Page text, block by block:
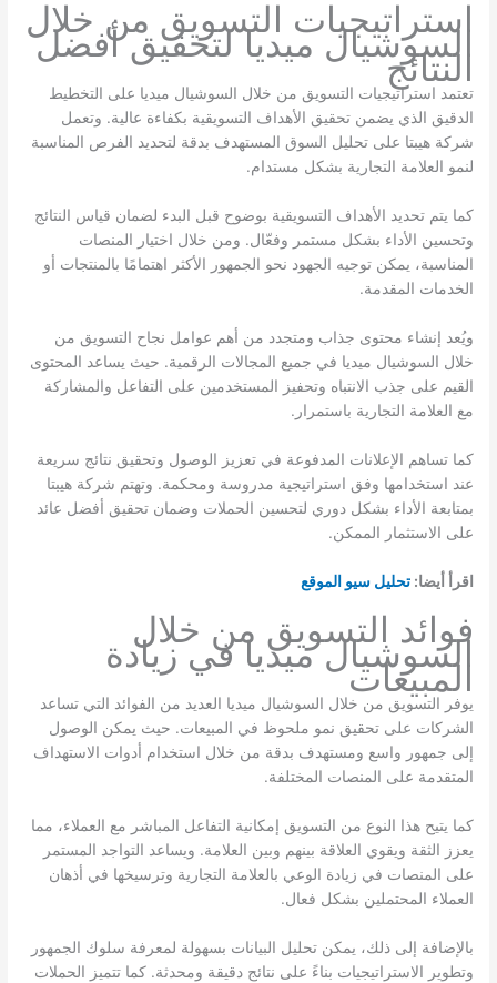
استراتيجيات التسويق من خلال
السوشيال ميديا لتحقيق أفضل
النتائج
تعتمد استراتيجيات التسويق من خلال السوشيال ميديا على التخطيط
الدقيق الذي يضمن تحقيق الأهداف التسويقية بكفاءة عالية. وتعمل
شركة هيبتا على تحليل السوق المستهدف بدقة لتحديد الفرص المناسبة
لنمو العلامة التجارية بشكل مستدام.
كما يتم تحديد الأهداف التسويقية بوضوح قبل البدء لضمان قياس النتائج
وتحسين الأداء بشكل مستمر وفعّال. ومن خلال اختيار المنصات
المناسبة، يمكن توجيه الجهود نحو الجمهور الأكثر اهتمامًا بالمنتجات أو
الخدمات المقدمة.
ويُعد إنشاء محتوى جذاب ومتجدد من أهم عوامل نجاح التسويق من
خلال السوشيال ميديا في جميع المجالات الرقمية. حيث يساعد المحتوى
القيم على جذب الانتباه وتحفيز المستخدمين على التفاعل والمشاركة
مع العلامة التجارية باستمرار.
كما تساهم الإعلانات المدفوعة في تعزيز الوصول وتحقيق نتائج سريعة
عند استخدامها وفق استراتيجية مدروسة ومحكمة. وتهتم شركة هيبتا
بمتابعة الأداء بشكل دوري لتحسين الحملات وضمان تحقيق أفضل عائد
على الاستثمار الممكن.
اقرأ أيضا:تحليل سيو الموقع
فوائد التسويق من خلال
السوشيال ميديا في زيادة
المبيعات
يوفر التسويق من خلال السوشيال ميديا العديد من الفوائد التي تساعد
الشركات على تحقيق نمو ملحوظ في المبيعات. حيث يمكن الوصول
إلى جمهور واسع ومستهدف بدقة من خلال استخدام أدوات الاستهداف
المتقدمة على المنصات المختلفة.
كما يتيح هذا النوع من التسويق إمكانية التفاعل المباشر مع العملاء، مما
يعزز الثقة ويقوي العلاقة بينهم وبين العلامة. ويساعد التواجد المستمر
على المنصات في زيادة الوعي بالعلامة التجارية وترسيخها في أذهان
العملاء المحتملين بشكل فعال.
بالإضافة إلى ذلك، يمكن تحليل البيانات بسهولة لمعرفة سلوك الجمهور
وتطوير الاستراتيجيات بناءً على نتائج دقيقة ومحدثة. كما تتميز الحملات